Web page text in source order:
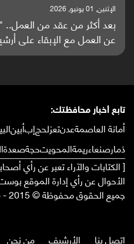
الإثنين, 25 مايو, 2026
باحثون من اليمن يدخلون
واعدة منشورة عالميا (ترجمة)
تابع أخبار محافظتك:
أمانة العاصمةعدنتعزلحجإبأبين
ذمارصنعاءريمةالمحويتحجةصعدة
[ الكتابات والآراء تعبر عن رأي
الأحوال عن رأي إدارة الموقع
جميع الحقوق محفوظة © 2015 - 2026
إتصل بنا الأرشيف من نحن